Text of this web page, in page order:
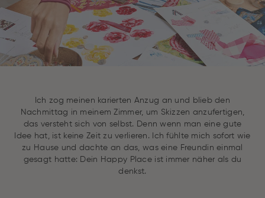
Ich zog meinen karierten Anzug an und blieb den
Nachmittag in meinem Zimmer, um Skizzen anzufertigen,
das versteht sich von selbst. Denn wenn man eine gute
Idee hat, ist keine Zeit zu verlieren. Ich fühlte mich sofort wie
zu Hause und dachte an das, was eine Freundin einmal
gesagt hatte: Dein Happy Place ist immer näher als du
denkst.